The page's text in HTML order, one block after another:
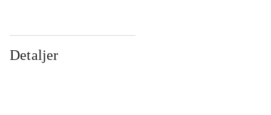
Detaljer